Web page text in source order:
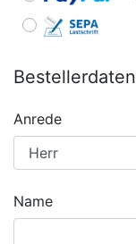
Bestellerdaten
Anrede
Name